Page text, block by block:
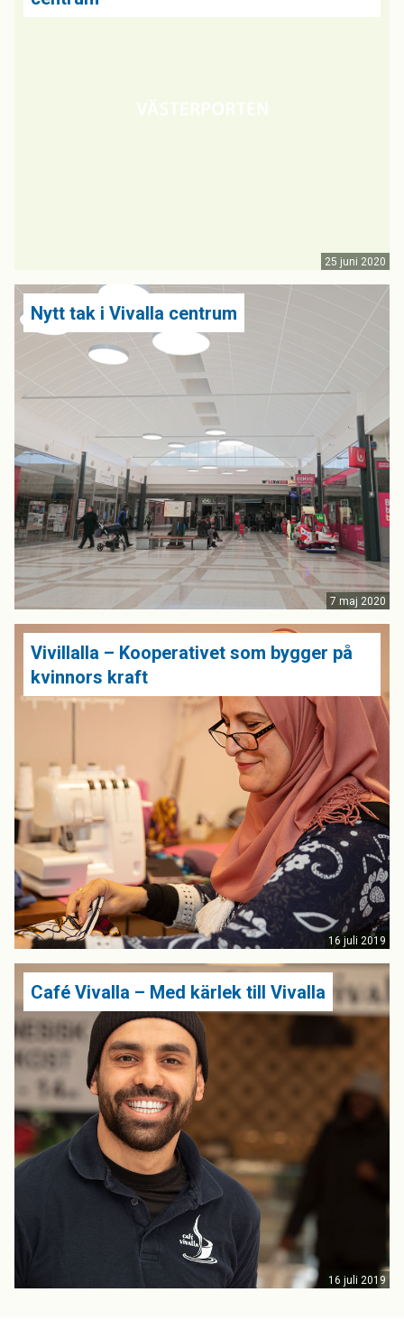
25 juni 2020
Nytt tak i Vivalla centrum
7 maj 2020
Vivillalla – Kooperativet som bygger på
kvinnors kraft
16 juli 2019
Café Vivalla – Med kärlek till Vivalla
16 juli 2019